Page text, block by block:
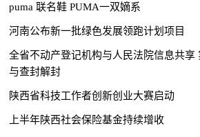
puma 联名鞋 PUMA一双嫡系
河南公布新一批绿色发展领跑计划项目
全省不动产登记机构与人民法院信息共享
与查封解封
陕西省科技工作者创新创业大赛启动
上半年陕西社会保险基金持续增收